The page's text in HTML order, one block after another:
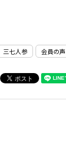
三七人参 会員の声